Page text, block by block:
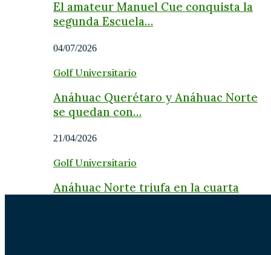
El amateur Manuel Cue conquista la
segunda Escuela…
04/07/2026
Golf Universitario
Anáhuac Querétaro y Anáhuac Norte
se quedan con…
21/04/2026
Golf Universitario
Anáhuac Norte triufa en la cuarta